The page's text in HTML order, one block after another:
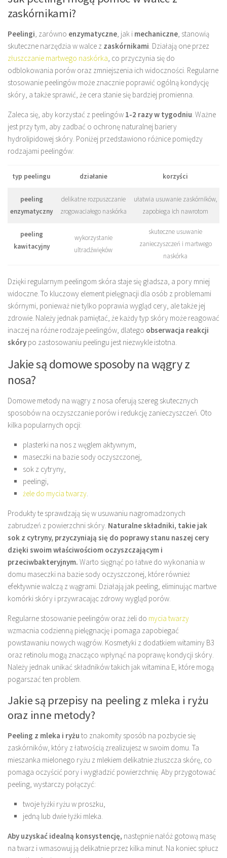
zaskórnikami?
Peelingi, zarówno enzymatyczne, jak i mechaniczne, stanowią
skuteczne narzędzia w walce z zaskórnikami. Działają one przez
złuszczanie martwego naskórka, co przyczynia się do
odblokowania porów oraz zmniejszenia ich widoczności. Regularne
stosowanie peelingów może znacznie poprawić ogólną kondycję
skóry, a także sprawić, że cera stanie się bardziej promienna.
Zaleca się, aby korzystać z peelingów 1-2 razy w tygodniu. Ważne
jest przy tym, aby zadbać o ochronę naturalnej bariery
hydrolipidowej skóry. Poniżej przedstawiono różnice pomiędzy
rodzajami peelingów:
typ peelingu działanie korzyści
peeling
enzymatyczny
delikatne rozpuszczanie
zrogowaciałego naskórka
ułatwia usuwanie zaskórników,
zapobiega ich nawrotom
peeling
kawitacyjny
wykorzystanie
ultradźwięków
skuteczne usuwanie
zanieczyszczeń i martwego
naskórka
Dzięki regularnym peelingom skóra staje się gładsza, a pory mniej
widoczne. To kluczowy element pielęgnacji dla osób z problemami
skórnymi, ponieważ nie tylko poprawia wygląd cery, ale także jej
zdrowie. Należy jednak pamiętać, że każdy typ skóry może reagować
inaczej na różne rodzaje peelingów, dlatego obserwacja reakcji
skóry po zastosowaniu peelingu jest niezwykle istotna.
Jakie są domowe sposoby na wągry z
nosa?
Domowe metody na wągry z nosa oferują szereg skutecznych
sposobów na oczyszczanie porów i redukcję zanieczyszczeń. Oto
kilka popularnych opcji:
plasterki na nos z węglem aktywnym,
maseczki na bazie sody oczyszczonej,
sok z cytryny,
peelingi,
żele do mycia twarzy.
Produkty te sprawdzają się w usuwaniu nagromadzonych
zabrudzeń z powierzchni skóry. Naturalne składniki, takie jak
sok z cytryny, przyczyniają się do poprawy stanu naszej cery
dzięki swoim właściwościom oczyszczającym i
przeciwbakteryjnym. Warto sięgnąć po łatwe do wykonania w
domu maseczki na bazie sody oczyszczonej, które również
efektywnie walczą z wągrami. Działają jak peeling, eliminując martwe
komórki skóry i przywracając zdrowy wygląd porów.
Regularne stosowanie peelingów oraz żeli do mycia twarzy
wzmacnia codzienną pielęgnację i pomaga zapobiegać
powstawaniu nowych wągrów. Kosmetyki z dodatkiem witaminy B3
oraz retinolu mogą znacząco wpłynąć na poprawę kondycji skóry.
Należy jednak unikać składników takich jak witamina E, które mogą
pogarszać ten problem.
Jakie są przepisy na peeling z mleka i ryżu
oraz inne metody?
Peeling z mleka i ryżu to znakomity sposób na pozbycie się
zaskórników, który z łatwością zrealizujesz w swoim domu. Ta
mieszanka mielonego ryżu z mlekiem delikatnie złuszcza skórę, co
pomaga oczyścić pory i wygładzić powierzchnię. Aby przygotować
peeling, wystarczy połączyć:
twoje łyżki ryżu w proszku,
jedną lub dwie łyżki mleka.
Aby uzyskać idealną konsystencję, następnie nałóż gotową masę
na twarz i wmasowuj ją delikatnie przez kilka minut. Na koniec spłucz